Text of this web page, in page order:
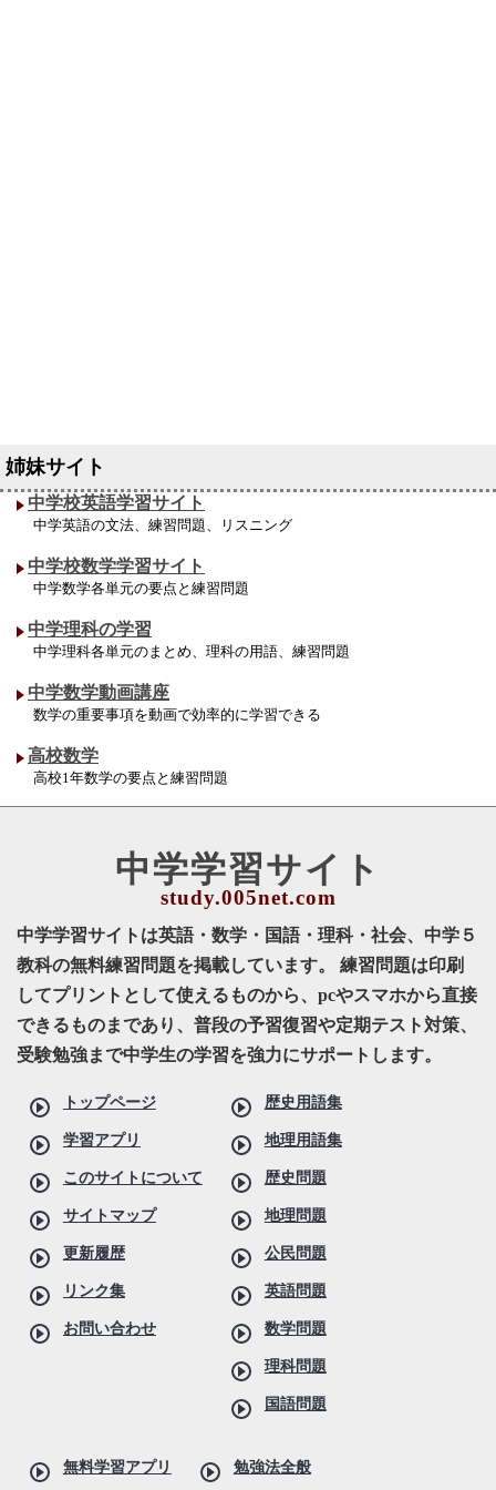
中学校英語学習サイト
中学英語の文法、練習問題、リスニング
中学校数学学習サイト
中学数学各単元の要点と練習問題
中学理科の学習
中学理科各単元のまとめ、理科の用語、練習問題
中学数学動画講座
数学の重要事項を動画で効率的に学習できる
高校数学
高校1年数学の要点と練習問題
中学学習サイト
中学学習サイトは英語・数学・国語・理科・社会、中学５
教科の無料練習問題を掲載しています。 練習問題は印刷
してプリントとして使えるものから、pcやスマホから直接
できるものまであり、普段の予習復習や定期テスト対策、
受験勉強まで中学生の学習を強力にサポートします。
トップページ
学習アプリ
このサイトについて
サイトマップ
更新履歴
リンク集
お問い合わせ
歴史用語集
地理用語集
歴史問題
地理問題
公民問題
英語問題
数学問題
理科問題
国語問題
無料学習アプリ 勉強法全般